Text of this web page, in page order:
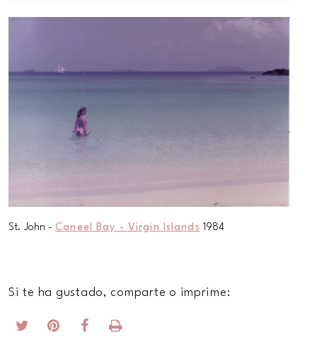
St. John -Caneel Bay - Virgin Islands 1984
Si te ha gustado, comparte o imprime: